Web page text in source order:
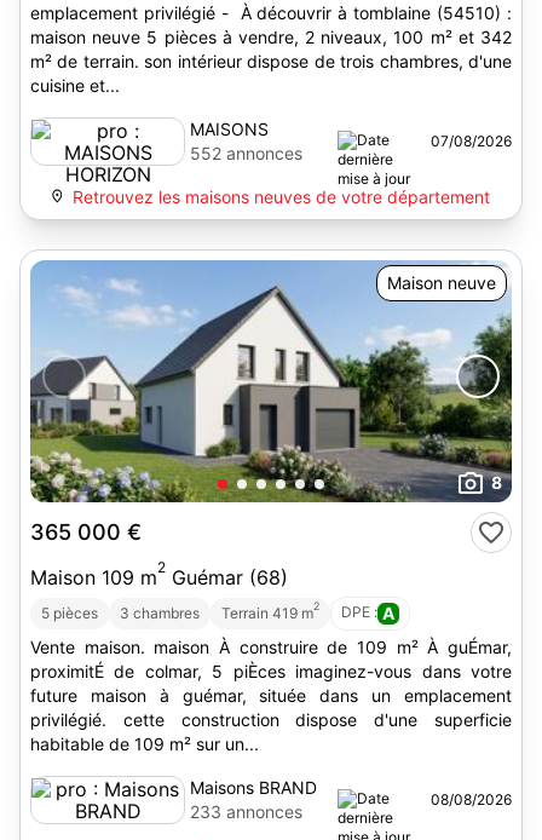
emplacement privilégié - À découvrir à tomblaine (54510) :
maison neuve 5 pièces à vendre, 2 niveaux, 100 m² et 342
m² de terrain. son intérieur dispose de trois chambres, d'une
cuisine et...
MAISONS
HORIZON
552 annonces
07/08/2026
Retrouvez les maisons neuves de votre département
Maison neuve
8
365 000 €
Maison 109 m2 Guémar (68)
5 pièces 3 chambres Terrain 419 m2 DPE : A
Vente maison. maison À construire de 109 m² À guÉmar,
proximitÉ de colmar, 5 piÈces imaginez-vous dans votre
future maison à guémar, située dans un emplacement
privilégié. cette construction dispose d'une superficie
habitable de 109 m² sur un...
Maisons BRAND
233 annonces
08/08/2026